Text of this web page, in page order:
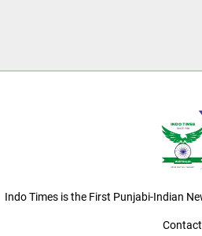
Indo Times is the First Punjabi-Indian